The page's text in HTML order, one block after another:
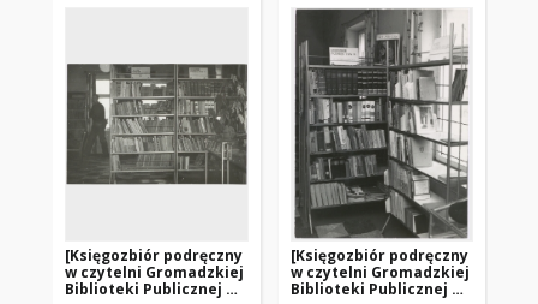
[Księgozbiór podręczny
w czytelni Gromadzkiej
Biblioteki Publicznej w
[Księgozbiór podręczny
w czytelni Gromadzkiej
Biblioteki Publicznej w